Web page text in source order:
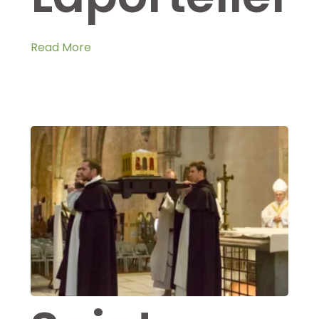
Read More